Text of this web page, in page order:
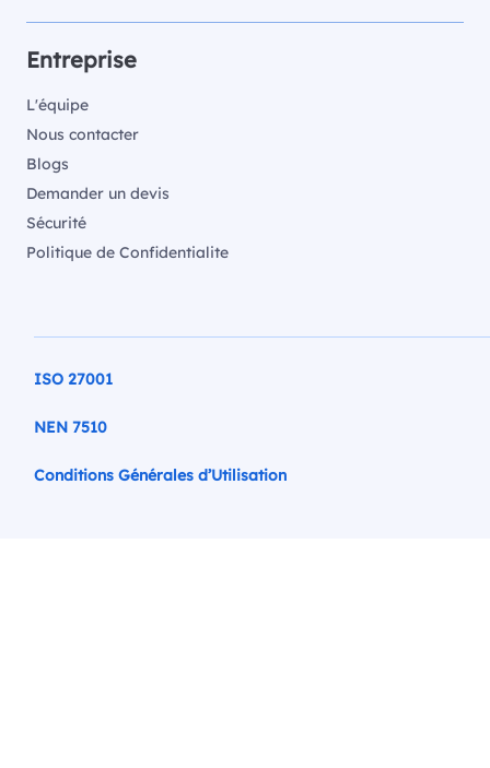
Entreprise
L'équipe
Nous contacter
Blogs
Demander un devis
Sécurité
Politique de Confidentialite
ISO 27001
NEN 7510
Conditions Générales d’Utilisation